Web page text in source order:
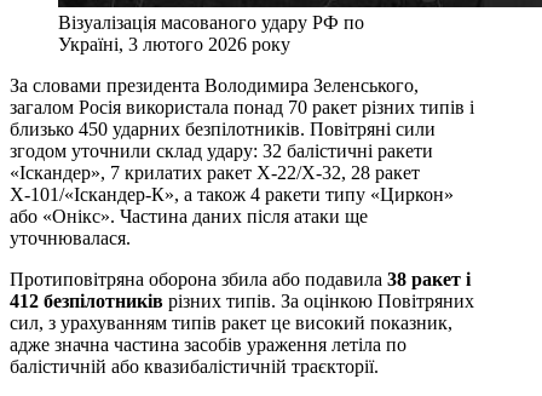
Візуалізація масованого удару РФ по
Україні, 3 лютого 2026 року
За словами президента Володимира Зеленського,
загалом Росія використала понад 70 ракет різних типів і
близько 450 ударних безпілотників. Повітряні сили
згодом уточнили склад удару: 32 балістичні ракети
«Іскандер», 7 крилатих ракет Х-22/Х-32, 28 ракет
Х-101/«Іскандер-К», а також 4 ракети типу «Циркон»
або «Онікс». Частина даних після атаки ще
уточнювалася.
Протиповітряна оборона збила або подавила 38 ракет і
412 безпілотників різних типів. За оцінкою Повітряних
сил, з урахуванням типів ракет це високий показник,
адже значна частина засобів ураження летіла по
балістичній або квазибалістичній траєкторії.